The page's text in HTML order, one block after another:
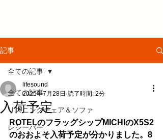
記事
全ての記事
リスニングチェア＆ソファ
レシーバー
全ての記事
入荷予定
lifesound
2025年7月28日 読了時間: 2分
ROTELのフラッグシップMICHIのX5S2
のおおよそ入荷予定が分かりました。8